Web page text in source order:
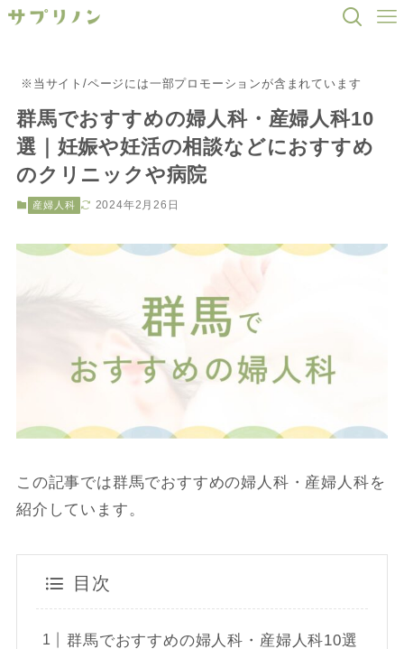
※当サイト/ページには一部プロモーションが含まれています
群馬でおすすめの婦人科・産婦人科10
選｜妊娠や妊活の相談などにおすすめ
のクリニックや病院
産婦人科 2024年2月26日
この記事では群馬でおすすめの婦人科・産婦人科を
紹介しています。
目次
群馬でおすすめの婦人科・産婦人科10選